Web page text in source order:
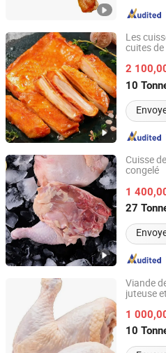
Les
cuites
2
10
Pintong International Trade
Shandong, China
Cuisse
congelé
1
27
Pintong International Trade
Shandong, China
Viande
juteuse
1
10
Shandong Yuchuan
Shandong, China